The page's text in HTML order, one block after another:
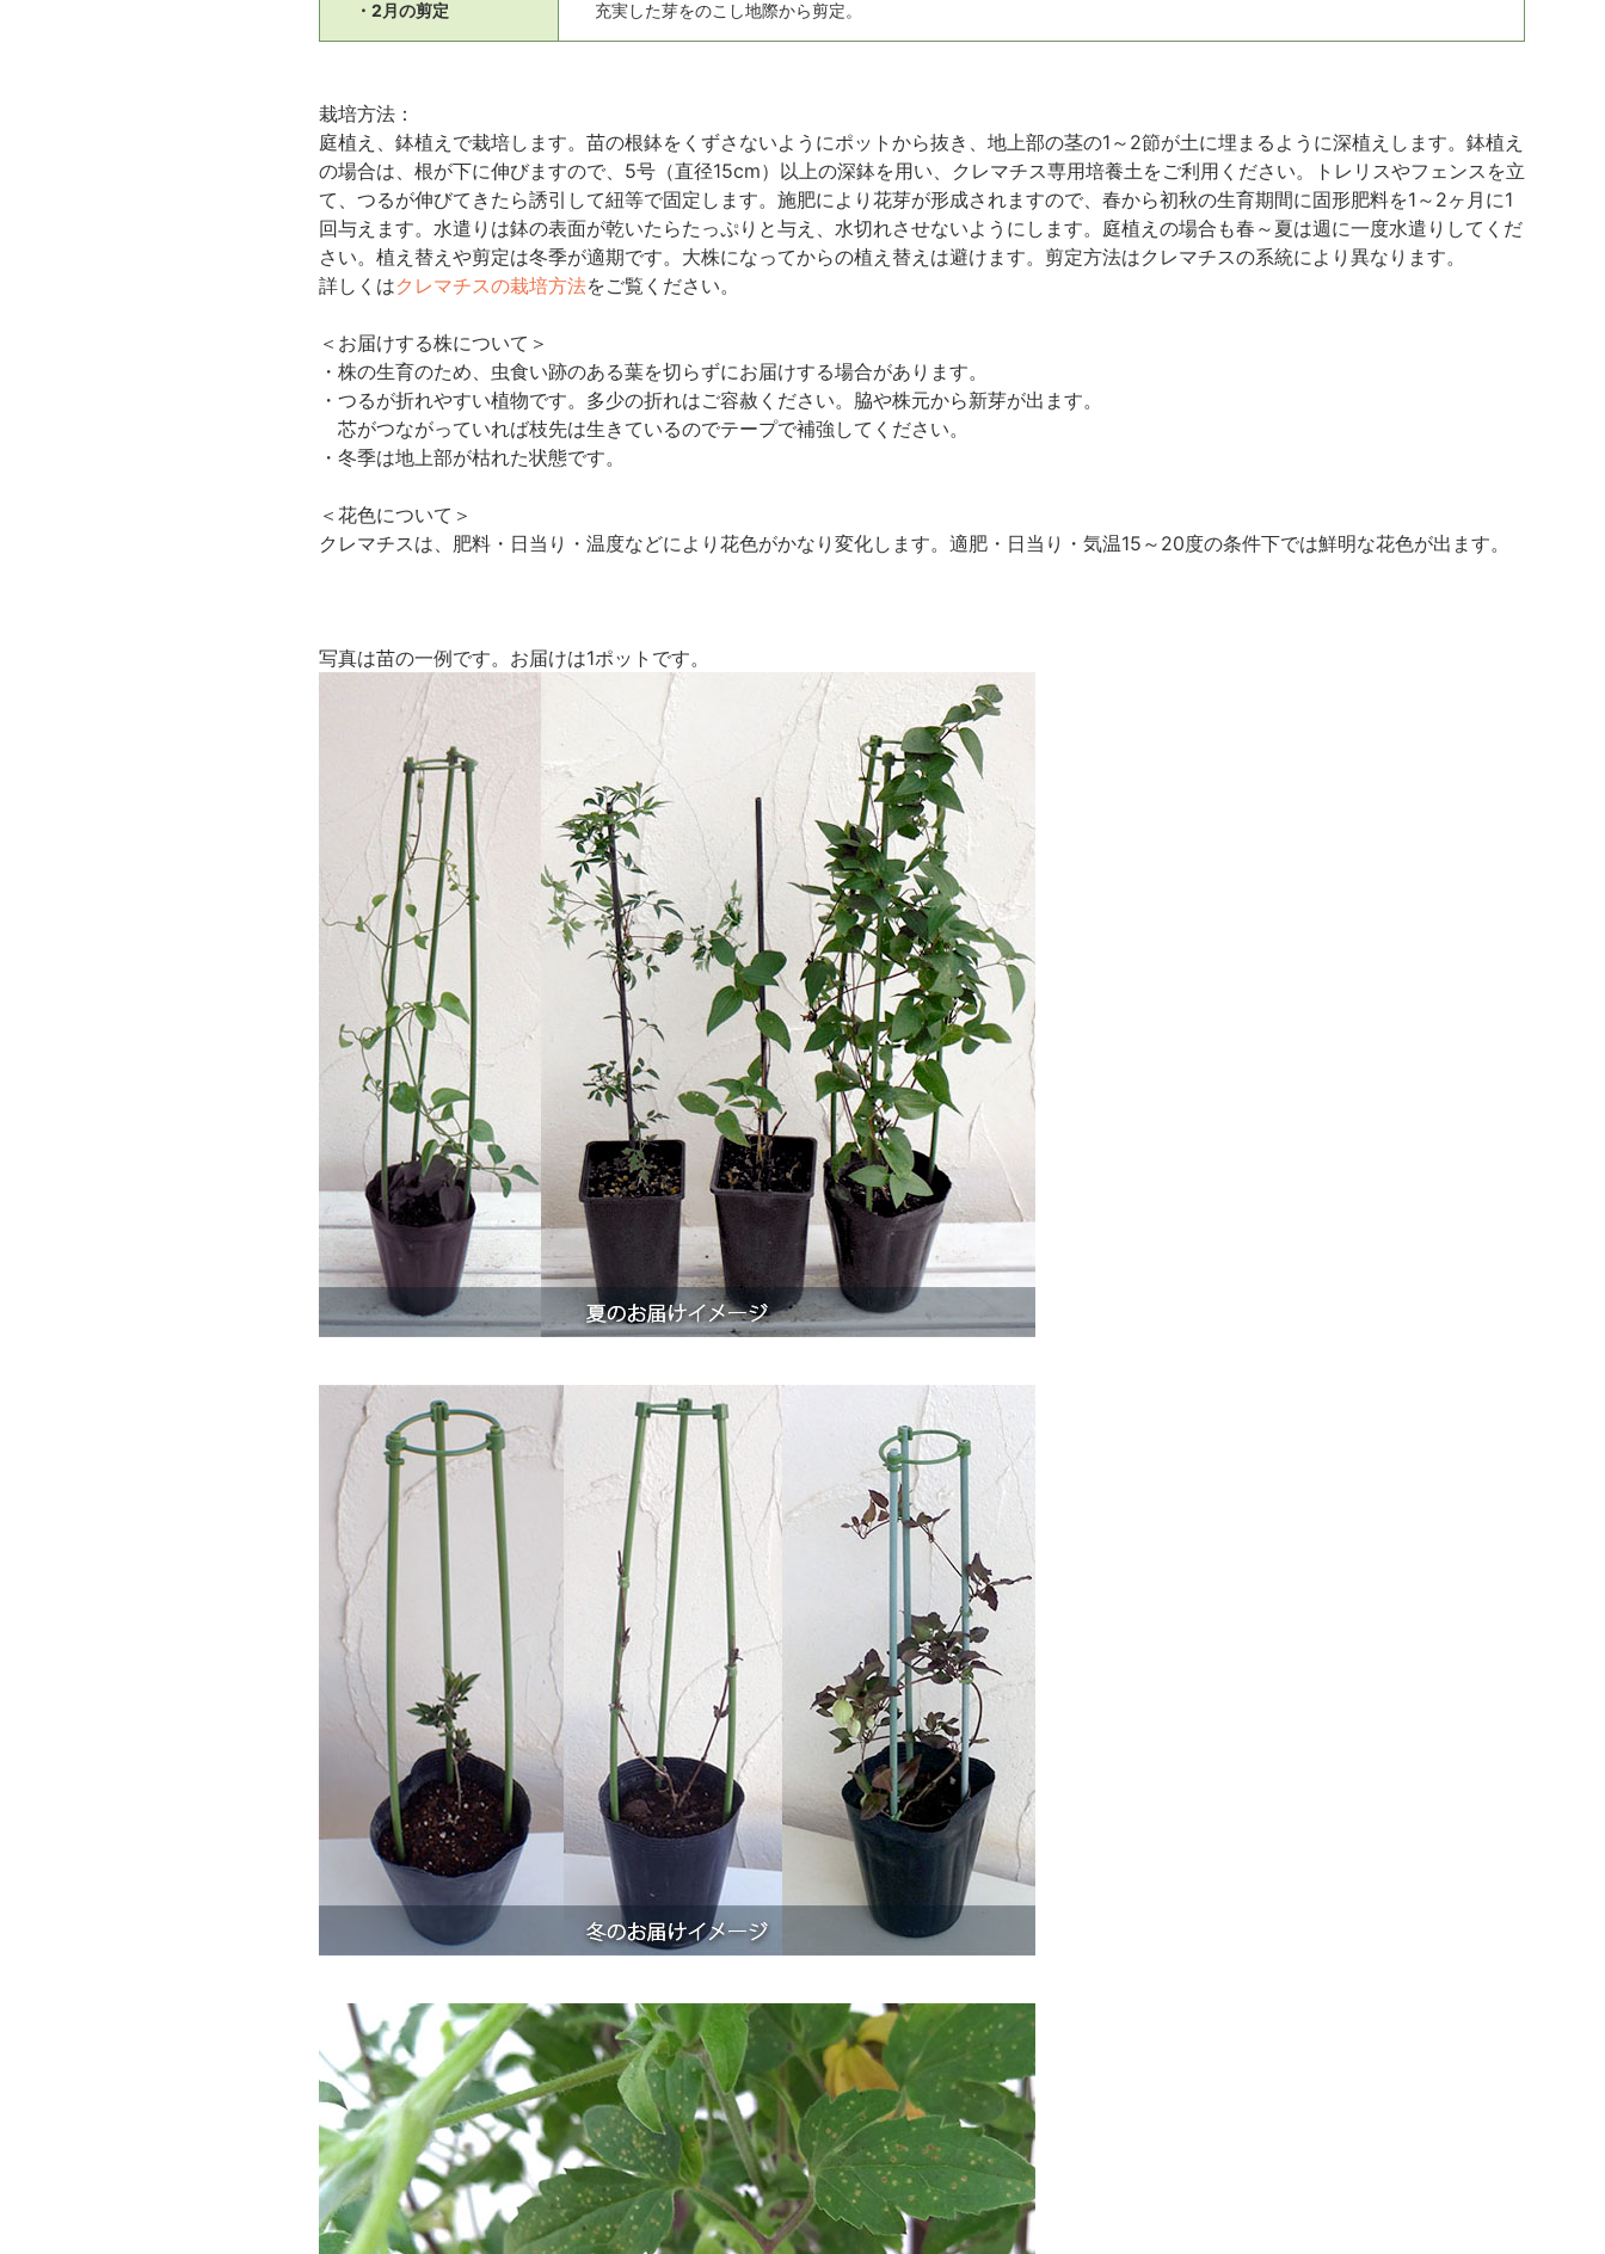
・2月の剪定 充実した芽をのこし地際から剪定。
栽培方法：
庭植え、鉢植えで栽培します。苗の根鉢をくずさないようにポットから抜き、地上部の茎の1～2節が土に埋まるように深植えします。鉢植え
の場合は、根が下に伸びますので、5号（直径15cm）以上の深鉢を用い、クレマチス専用培養土をご利用ください。トレリスやフェンスを立
て、つるが伸びてきたら誘引して紐等で固定します。施肥により花芽が形成されますので、春から初秋の生育期間に固形肥料を1～2ヶ月に1
回与えます。水遣りは鉢の表面が乾いたらたっぷりと与え、水切れさせないようにします。庭植えの場合も春～夏は週に一度水遣りしてくだ
さい。植え替えや剪定は冬季が適期です。大株になってからの植え替えは避けます。剪定方法はクレマチスの系統により異なります。
詳しくはクレマチスの栽培方法をご覧ください。
＜お届けする株について＞
・株の生育のため、虫食い跡のある葉を切らずにお届けする場合があります。
・つるが折れやすい植物です。多少の折れはご容赦ください。脇や株元から新芽が出ます。
芯がつながっていれば枝先は生きているのでテープで補強してください。
・冬季は地上部が枯れた状態です。
＜花色について＞
クレマチスは、肥料・日当り・温度などにより花色がかなり変化します。適肥・日当り・気温15～20度の条件下では鮮明な花色が出ます。
写真は苗の一例です。お届けは1ポットです。